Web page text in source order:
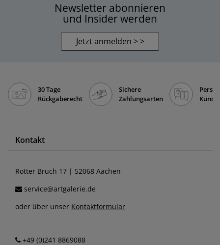
Newsletter abonnieren
und Insider werden
Jetzt anmelden > >
30 Tage
Rückgaberecht
Sichere
Zahlungsarten
Kontakt
Rotter Bruch 17 | 52068 Aachen
service@artgalerie.de
oder über unser Kontaktformular
+49 (0)241 8869088